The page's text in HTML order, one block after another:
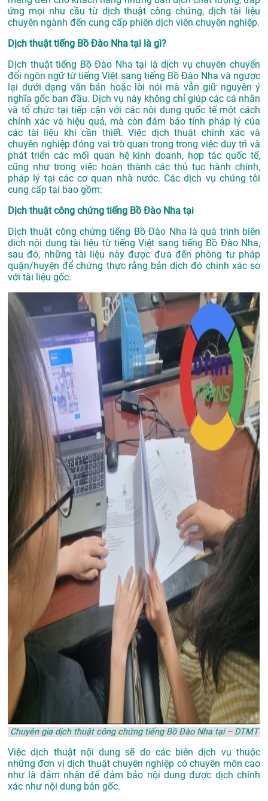
ứng mọi nhu cầu từ dịch thuật công chứng, dịch tài liệu
chuyên ngành đến cung cấp phiên dịch viên chuyên nghiệp.
Dịch thuật tiếng Bồ Đào Nha tại là gì?
Dịch thuật tiếng Bồ Đào Nha tại là dịch vụ chuyên chuyển
đổi ngôn ngữ từ tiếng Việt sang tiếng Bồ Đào Nha và ngược
lại dưới dạng văn bản hoặc lời nói mà vẫn giữ nguyên ý
nghĩa gốc ban đầu. Dịch vụ này không chỉ giúp các cá nhân
và tổ chức tại tiếp cận với các nội dung quốc tế một cách
chính xác và hiệu quả, mà còn đảm bảo tính pháp lý của
các tài liệu khi cần thiết. Việc dịch thuật chính xác và
chuyên nghiệp đóng vai trò quan trọng trong việc duy trì và
phát triển các mối quan hệ kinh doanh, hợp tác quốc tế,
cũng như trong việc hoàn thành các thủ tục hành chính,
pháp lý tại các cơ quan nhà nước. Các dịch vụ chúng tôi
cung cấp tại bao gồm:
Dịch thuật công chứng tiếng Bồ Đào Nha tại
Dịch thuật công chứng tiếng Bồ Đào Nha là quá trình biên
dịch nội dung tài liệu từ tiếng Việt sang tiếng Bồ Đào Nha,
sau đó, những tài liệu này được đưa đến phòng tư pháp
quận/huyện để chứng thực rằng bản dịch đó chính xác so
với tài liệu gốc.
Chuyên gia dịch thuật công chứng tiếng Bồ Đào Nha tại – DTMT
Việc dịch thuật nội dung sẽ do các biên dịch vụ thuộc
những đơn vị dịch thuật chuyên nghiệp có chuyên môn cao
như là đảm nhận để đảm bảo nội dung được dịch chính
xác như nội dung bản gốc.